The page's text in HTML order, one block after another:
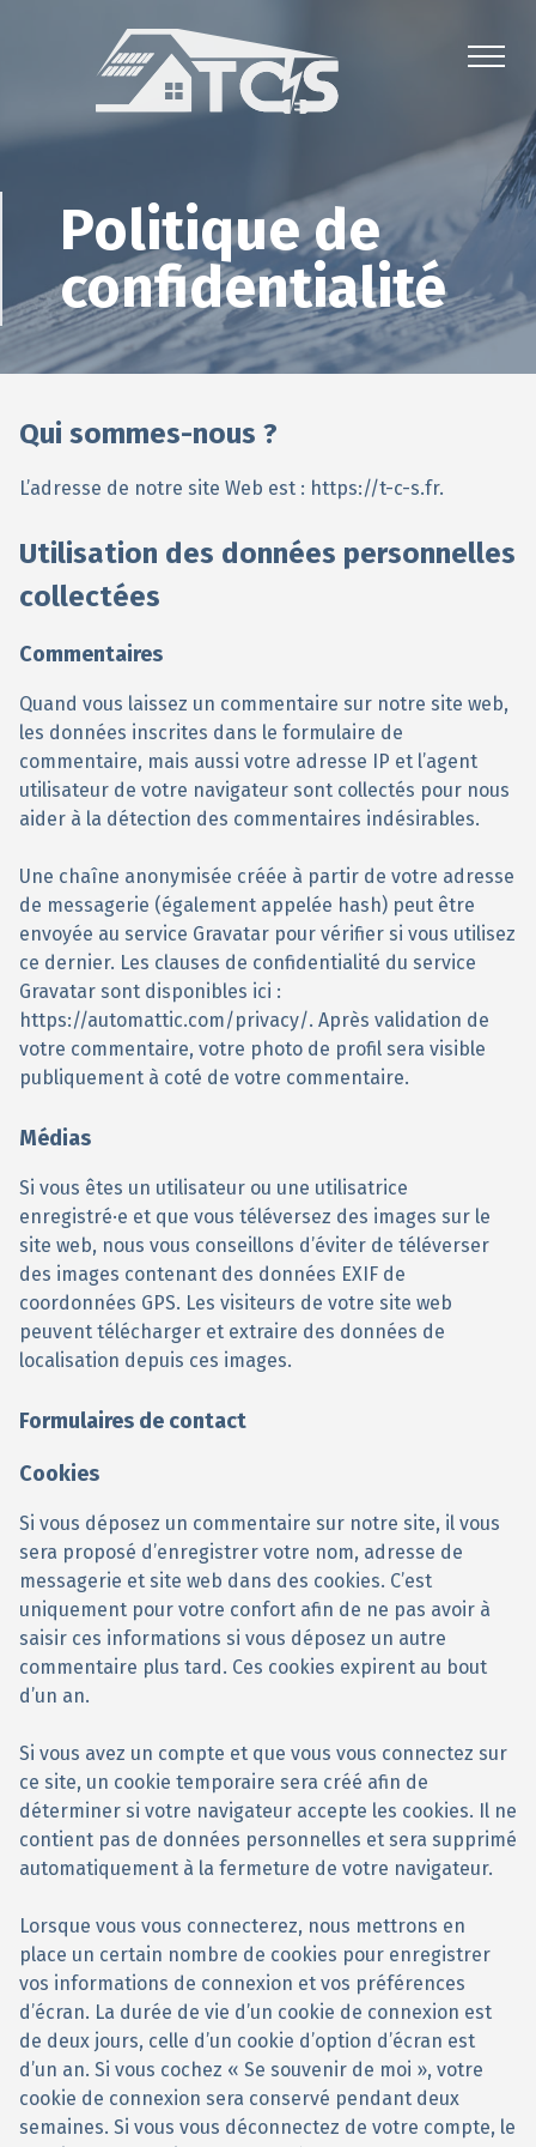
Politique de
confidentialité
Qui sommes-nous ?
L’adresse de notre site Web est : https://t-c-s.fr.
Utilisation des données personnelles
collectées
Commentaires
Quand vous laissez un commentaire sur notre site web,
les données inscrites dans le formulaire de
commentaire, mais aussi votre adresse IP et l’agent
utilisateur de votre navigateur sont collectés pour nous
aider à la détection des commentaires indésirables.
Une chaîne anonymisée créée à partir de votre adresse
de messagerie (également appelée hash) peut être
envoyée au service Gravatar pour vérifier si vous utilisez
ce dernier. Les clauses de confidentialité du service
Gravatar sont disponibles ici :
https://automattic.com/privacy/. Après validation de
votre commentaire, votre photo de profil sera visible
publiquement à coté de votre commentaire.
Médias
Si vous êtes un utilisateur ou une utilisatrice
enregistré·e et que vous téléversez des images sur le
site web, nous vous conseillons d’éviter de téléverser
des images contenant des données EXIF de
coordonnées GPS. Les visiteurs de votre site web
peuvent télécharger et extraire des données de
localisation depuis ces images.
Formulaires de contact
Cookies
Si vous déposez un commentaire sur notre site, il vous
sera proposé d’enregistrer votre nom, adresse de
messagerie et site web dans des cookies. C’est
uniquement pour votre confort afin de ne pas avoir à
saisir ces informations si vous déposez un autre
commentaire plus tard. Ces cookies expirent au bout
d’un an.
Si vous avez un compte et que vous vous connectez sur
ce site, un cookie temporaire sera créé afin de
déterminer si votre navigateur accepte les cookies. Il ne
contient pas de données personnelles et sera supprimé
automatiquement à la fermeture de votre navigateur.
Lorsque vous vous connecterez, nous mettrons en
place un certain nombre de cookies pour enregistrer
vos informations de connexion et vos préférences
d’écran. La durée de vie d’un cookie de connexion est
de deux jours, celle d’un cookie d’option d’écran est
d’un an. Si vous cochez « Se souvenir de moi », votre
cookie de connexion sera conservé pendant deux
semaines. Si vous vous déconnectez de votre compte, le